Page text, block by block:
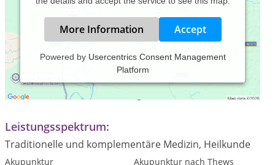
More Information Accept
Powered by Usercentrics Consent Management
Platform
Praxiszeiten:
Nach telefonischer Vereinbarung
Leistungsspektrum:
Traditionelle und komplementäre Medizin, Heilkunde
Akupunktur
Akupunktur nach Thews